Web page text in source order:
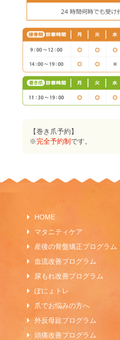
【巻き爪予約】
※完全予約制 です。
HOME
マタニティケア
産後の骨盤矯正プログラム
血流改善プログラム
尿もれ改善プログラム
ぽにょトレ
爪でお悩みの方へ
外反母趾プログラム
頭痛改善プログラム